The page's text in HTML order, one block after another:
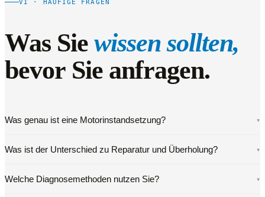
VI · HÄUFIGE FRAGEN
Was Sie wissen sollten,
bevor Sie anfragen.
Was genau ist eine Motorinstandsetzung? ▾
Was ist der Unterschied zu Reparatur und Überholung? ▾
Welche Diagnosemethoden nutzen Sie? ▾